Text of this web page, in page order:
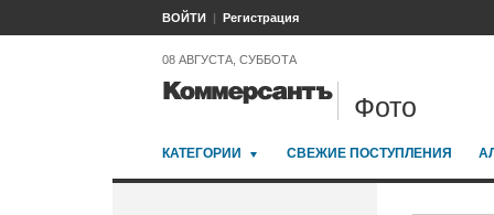
ВОЙТИ Регистрация
08 АВГУСТА, СУББОТА
Фото
КАТЕГОРИИ СВЕЖИЕ ПОСТУПЛЕНИЯ